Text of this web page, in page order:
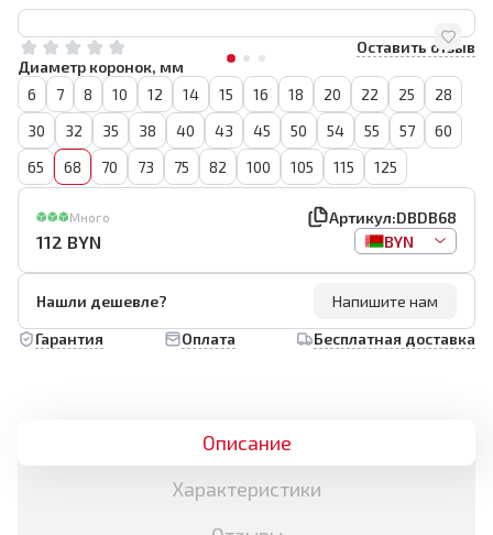
Оставить отзыв
Диаметр коронок, мм
6
7 8 10 12 14 15 16 18 20 22 25
28
30
32 35 38 40 43 45 50 54 55 57
60
65
68 70 73 75 82 100 105 115 125
Много Артикул:DBDB68
112 BYN BYN
Нашли дешевле?
Напишите нам
Гарантия
Оплата Бесплатная доставка
Описание
Характеристики